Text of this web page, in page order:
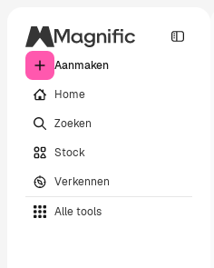
Aanmaken
Home
Zoeken
Stock
Verkennen
Alle tools